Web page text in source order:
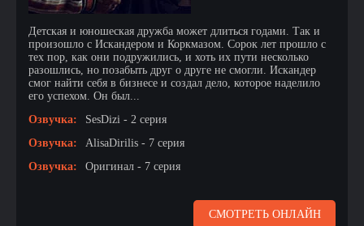
Детская и юношеская дружба может длиться годами. Так и
произошло с Искандером и Коркмазом. Сорок лет прошло с
тех пор, как они подружились, и хоть их пути несколько
разошлись, но позабыть друг о друге не смогли. Искандер
смог найти себя в бизнесе и создал дело, которое наделило
его успехом. Он был...
Озвучка:
SesDizi - 2 серия
Озвучка:
AlisaDirilis - 7 серия
Озвучка:
Оригинал - 7 серия
СМОТРЕТЬ ОНЛАЙН